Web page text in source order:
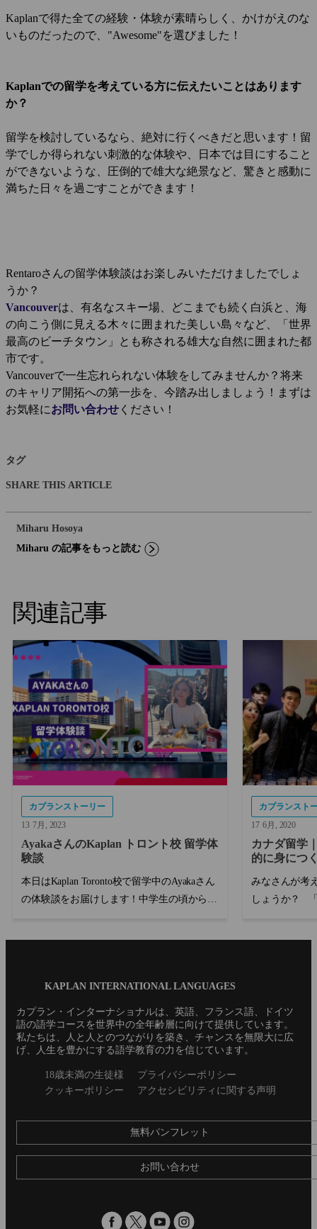
Kaplanで得た全ての経験・体験が素晴らしく、かけがえのな
いものだったので、"Awesome"を選びました！
Kaplanでの留学を考えている方に伝えたいことはあります
か？
留学を検討しているなら、絶対に行くべきだと思います！留
学でしか得られない刺激的な体験や、日本では目にすること
ができないような、圧倒的で雄大な絶景など、驚きと感動に
満ちた日々を過ごすことができます！
Rentaroさんの留学体験談はお楽しみいただけましたでしょ
うか？
Vancouverは、有名なスキー場、どこまでも続く白浜と、海
の向こう側に見える木々に囲まれた美しい島々など、「世界
最高のビーチタウン」とも称される雄大な自然に囲まれた都
市です。
Vancouverで一生忘れられない体験をしてみませんか？将来
のキャリア開拓への第一歩を、今踏み出しましょう！まずは
お気軽にお問い合わせ ください！
タグ
SHARE THIS ARTICLE
Miharu Hosoya
Miharu の記事をもっと読む
関連記事
カプランストーリー
13 7月 2023
AyakaさんのKaplan トロント校 留学体
験談
本日はKaplan Toronto校で留学中のAyakaさん
の体験談をお届けします！中学生の頃から留
カプランスト
17 6月 2020
カナダ留学
的に身につ
みなさんが考
しょうか？ 「大学を休学しても今海外に出
KAPLAN INTERNATIONAL LANGUAGES
カプラン・インターナショナルは、英語、フランス語、ドイツ
語の語学コースを世界中の全年齢層に向けて提供しています。
私たちは、人と人とのつながりを築き、チャンスを無限大に広
げ、人生を豊かにする語学教育の力を信じています。
Secondary18歳未満の生徒様
プライバシーポリシー
クッキーポリシー
アクセシビリティに関する声明
無料パンフレット
お問い合わせ